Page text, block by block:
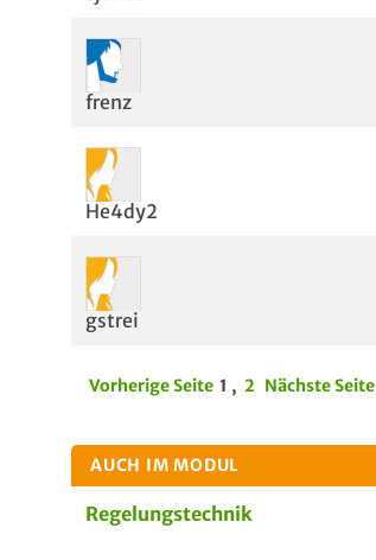
frenz
He4dy2
gstrei
Vorherige Seite 1 , 2 Nächste Seite
AUCH IM MODUL
Regelungstechnik